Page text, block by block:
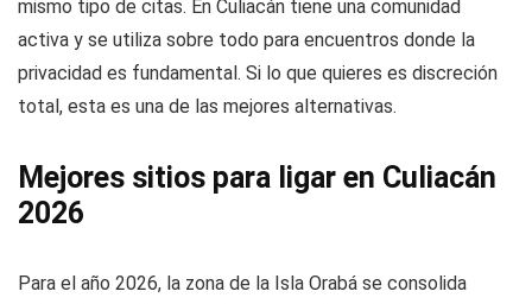
mismo tipo de citas. En Culiacán tiene una comunidad
activa y se utiliza sobre todo para encuentros donde la
privacidad es fundamental. Si lo que quieres es discreción
total, esta es una de las mejores alternativas.
Mejores sitios para ligar en Culiacán
2026
Para el año 2026, la zona de la Isla Orabá se consolida